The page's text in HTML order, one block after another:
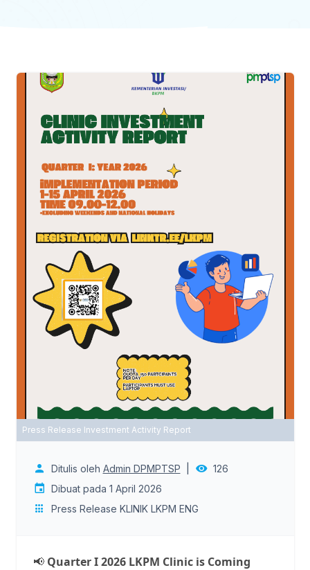
Press Release Investment Activity Report
Ditulis oleh Admin DPMPTSP
126
Dibuat pada 1 April 2026
Press Release KLINIK LKPM ENG
📢 Quarter I 2026 LKPM Clinic is Coming